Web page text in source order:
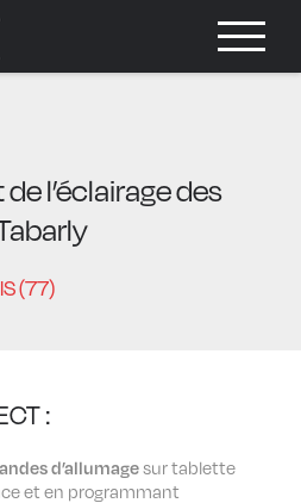
l’éclairage des
(77)
:
d’allumagesur tablette
et en programmant